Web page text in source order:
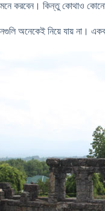
করবেন। কিন্তু কোথাও
অনেকেই নিয়ে যায় না।